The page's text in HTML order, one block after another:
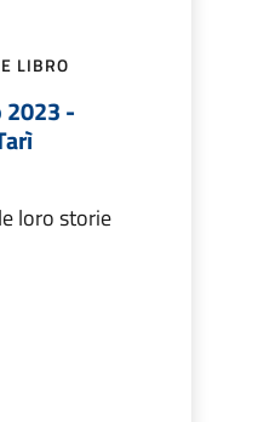
LIBRO
2023 -
loro storie